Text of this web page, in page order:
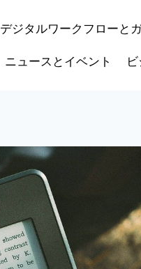
デジタルワークフローと
ニュースとイベント